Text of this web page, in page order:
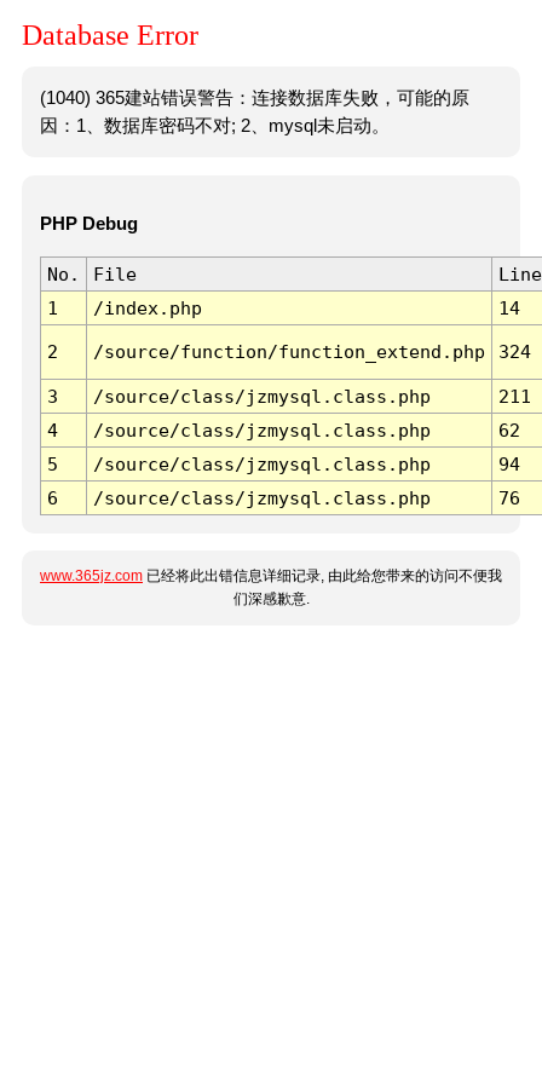
Database Error
(1040) 365建站错误警告：连接数据库失败，可能的原
因：1、数据库密码不对; 2、mysql未启动。
PHP Debug
No. File
Line
1
/index.php 14
2 /source/function/function_extend.php 324
3 /source/class/jzmysql.class.php
211
4
/source/class/jzmysql.class.php
62
5
/source/class/jzmysql.class.php
94
6
/source/class/jzmysql.class.php 76
www.365jz.com 已经将此出错信息详细记录, 由此给您带来的访问不便我
们深感歉意.